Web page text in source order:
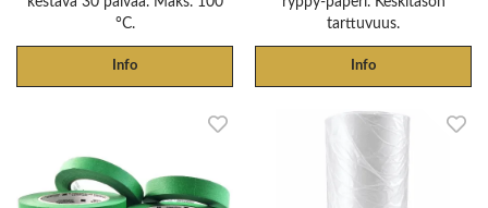
°C.
Info
tarttuvuus.
Info